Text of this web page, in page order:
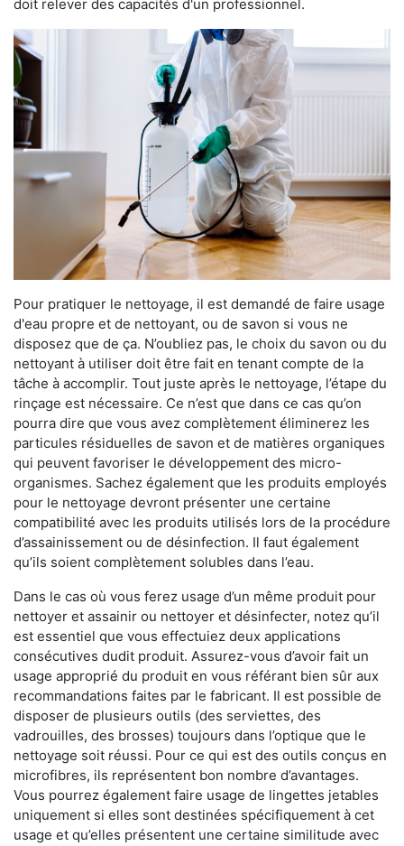
doit relever des capacités d'un professionnel.
Pour pratiquer le nettoyage, il est demandé de faire usage
d'eau propre et de nettoyant, ou de savon si vous ne
disposez que de ça. N’oubliez pas, le choix du savon ou du
nettoyant à utiliser doit être fait en tenant compte de la
tâche à accomplir. Tout juste après le nettoyage, l’étape du
rinçage est nécessaire. Ce n’est que dans ce cas qu’on
pourra dire que vous avez complètement éliminerez les
particules résiduelles de savon et de matières organiques
qui peuvent favoriser le développement des micro-
organismes. Sachez également que les produits employés
pour le nettoyage devront présenter une certaine
compatibilité avec les produits utilisés lors de la procédure
d’assainissement ou de désinfection. Il faut également
qu’ils soient complètement solubles dans l’eau.
Dans le cas où vous ferez usage d’un même produit pour
nettoyer et assainir ou nettoyer et désinfecter, notez qu’il
est essentiel que vous effectuiez deux applications
consécutives dudit produit. Assurez-vous d’avoir fait un
usage approprié du produit en vous référant bien sûr aux
recommandations faites par le fabricant. Il est possible de
disposer de plusieurs outils (des serviettes, des
vadrouilles, des brosses) toujours dans l’optique que le
nettoyage soit réussi. Pour ce qui est des outils conçus en
microfibres, ils représentent bon nombre d’avantages.
Vous pourrez également faire usage de lingettes jetables
uniquement si elles sont destinées spécifiquement à cet
usage et qu’elles présentent une certaine similitude avec